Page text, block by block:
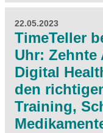
22.05.2023
TimeTeller
Uhr: Zehnte
Digital
den
Training,